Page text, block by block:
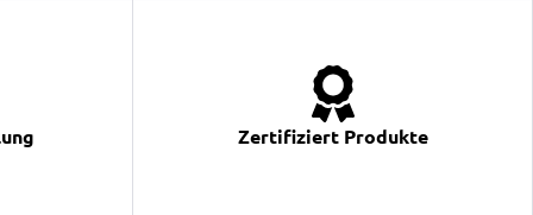
Zertifiziert Produkte